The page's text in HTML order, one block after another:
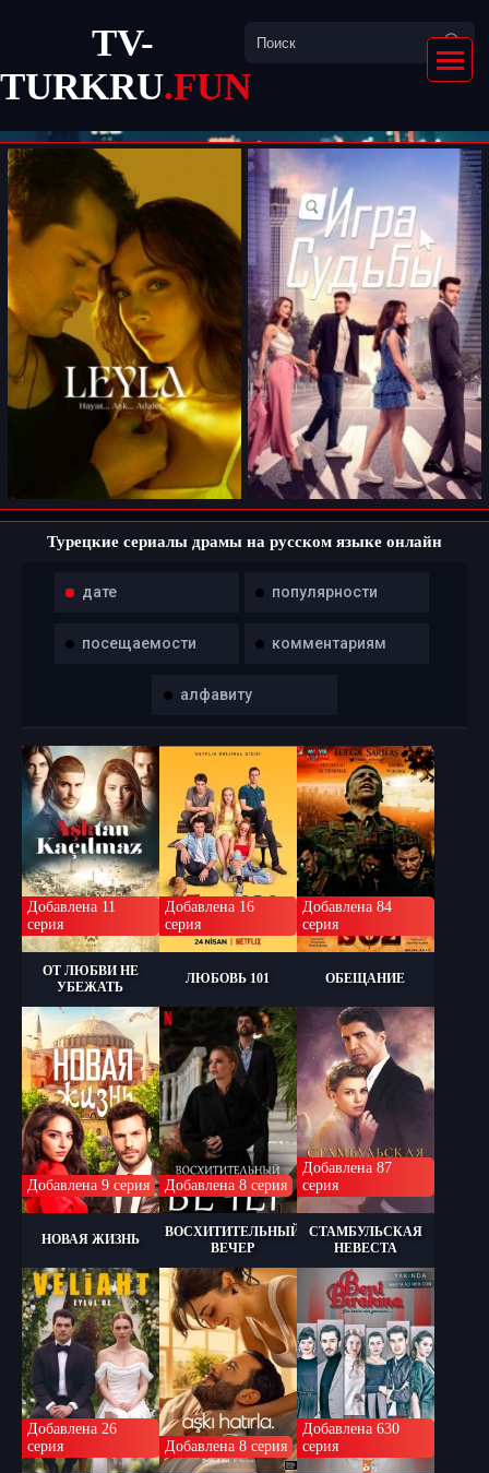
TV-
TURKRU.FUN
Турецкие сериалы драмы на русском языке онлайн
дате популярности
посещаемости комментариям
алфавиту
Добавлена 11
серия
ОТ ЛЮБВИ НЕ
УБЕЖАТЬ
Добавлена 16
серия
ЛЮБОВЬ 101
Добавлена 84
серия
ОБЕЩАНИЕ
Добавлена 9 серия
НОВАЯ ЖИЗНЬ
Добавлена 8 серия
ВОСХИТИТЕЛЬНЫЙ
ВЕЧЕР
Добавлена 87
серия
СТАМБУЛЬСКАЯ
НЕВЕСТА
Добавлена 26
серия
Добавлена 8 серия
Добавлена 630
серия